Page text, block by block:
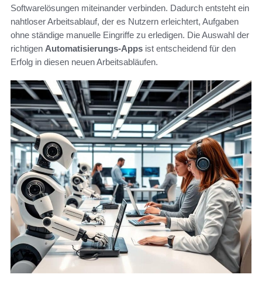
Softwarelösungen miteinander verbinden. Dadurch entsteht ein
nahtloser Arbeitsablauf, der es Nutzern erleichtert, Aufgaben
ohne ständige manuelle Eingriffe zu erledigen. Die Auswahl der
richtigen Automatisierungs-Apps ist entscheidend für den
Erfolg in diesen neuen Arbeitsabläufen.